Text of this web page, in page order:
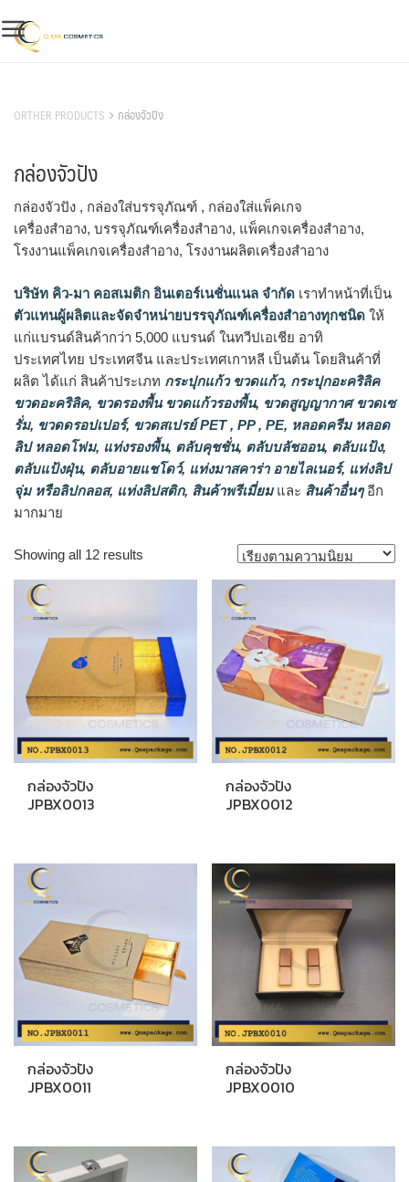
to
content
ORTHER PRODUCTS กล่องจัวปัง
กล่องจัวปัง
กล่องจัวปัง , กล่องใส่บรรจุภัณฑ์ , กล่องใส่แพ็คเกจ
เครื่องสำอาง, บรรจุภัณฑ์เครื่องสำอาง, แพ็คเกจเครื่องสำอาง,
โรงงานแพ็คเกจเครื่องสำอาง, โรงงานผลิตเครื่องสำอาง
บริษัท คิว-มา คอสเมติก อินเตอร์เนชั่นแนล จำกัด เราทำหน้าที่เป็น
ตัวแทนผู้ผลิตและจัดจำหน่ายบรรจุภัณฑ์เครื่องสำอางทุกชนิด ให้
แก่แบรนด์สินค้ากว่า 5,000 แบรนด์ ในทวีปเอเชีย อาทิ
ประเทศไทย ประเทศจีน และประเทศเกาหลี เป็นต้น โดยสินค้าที่
ผลิต ได้แก่ สินค้าประเภท กระปุกแก้ว ขวดแก้ว, กระปุกอะคริลิค
ขวดอะคริลิค, ขวดรองพื้น ขวดแก้วรองพื้น, ขวดสูญญากาศ ขวดเซ
รั่ม, ขวดดรอปเปอร์, ขวดสเปรย์ PET , PP , PE, หลอดครีม หลอด
ลิป หลอดโฟม, แท่งรองพื้น, ตลับคุชชั่น, ตลับบลัชออน, ตลับแป้ง,
ตลับแป้งฝุ่น, ตลับอายแชโดว์, แท่งมาสคาร่า อายไลเนอร์, แท่งลิป
จุ่ม หรือลิปกลอส, แท่งลิปสติก, สินค้าพรีเมี่ยมและ สินค้าอื่นๆอีก
มากมาย
Showing all 12 results
กล่องจัวปัง
JPBX0013
กล่องจัวปัง
JPBX0012
กล่องจัวปัง
JPBX0011
กล่องจัวปัง
JPBX0010